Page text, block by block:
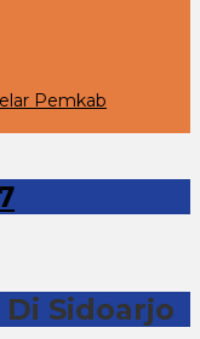
Pemkab
Sidoarjo